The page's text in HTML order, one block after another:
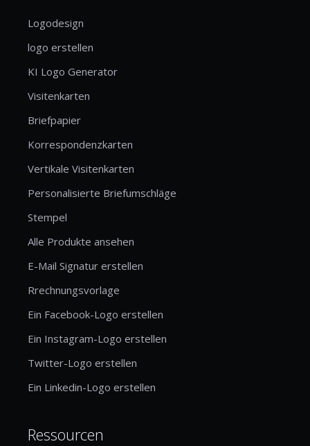
Logodesign
logo erstellen
KI Logo Generator
Visitenkarten
Briefpapier
Korrespondenzkarten
Vertikale Visitenkarten
Personalisierte Briefumschläge
Stempel
Alle Produkte ansehen
E-Mail Signatur erstellen
Rrechnungsvorlage
Ein Facebook-Logo erstellen
Ein Instagram-Logo erstellen
Twitter-Logo erstellen
Ein Linkedin-Logo erstellen
Ressourcen